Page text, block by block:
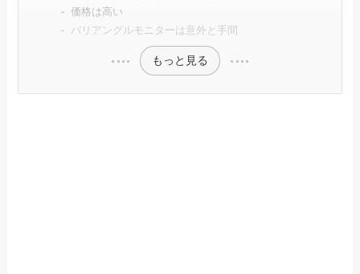
価格は高い
バリアングルモニターは意外と手間
もっと見る